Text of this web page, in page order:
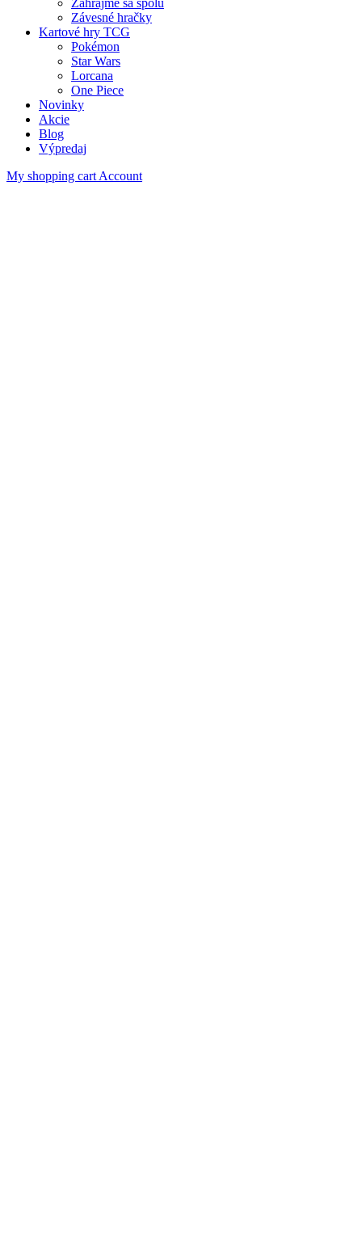
Závesné hračky
Kartové hry TCG
Pokémon
Star Wars
Lorcana
One Piece
Novinky
Akcie
Blog
Výpredaj
My shopping cart Account